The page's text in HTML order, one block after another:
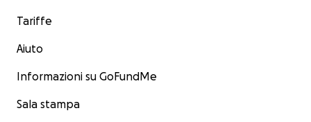
Tariffe
Aiuto
Informazioni su GoFundMe
Sala stampa